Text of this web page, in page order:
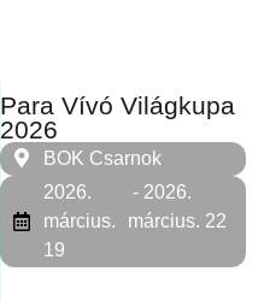
Para Vívó Világkupa
2026
BOK Csarnok
2026.
március.
19
- 2026.
március. 22